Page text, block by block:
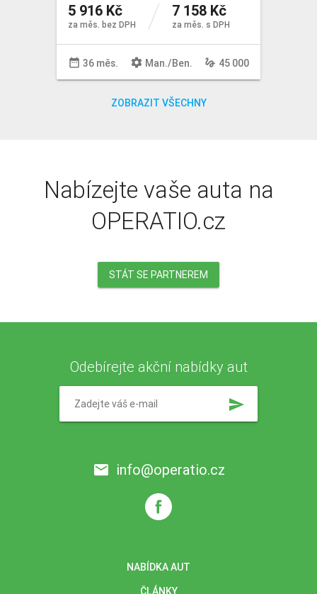
5 916 Kč
za měs. bez DPH
7 158 Kč
za měs. s DPH
date_range 36 měs. settings Man./Ben. gesture 45 000
ZOBRAZIT VŠECHNY
Nabízejte vaše auta na
OPERATIO.cz
STÁT SE PARTNEREM
Odebírejte akční nabídky aut
send
email info@operatio.cz
NABÍDKA AUT
ČLÁNKY